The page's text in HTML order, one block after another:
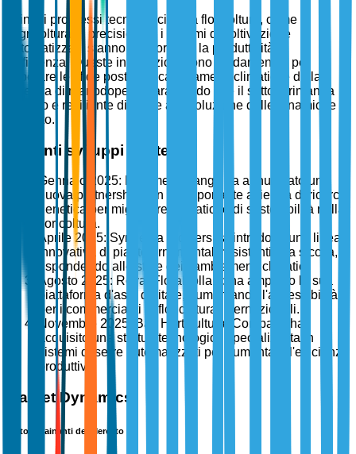
Infine, i progressi tecnologici nella floricoltura, come
l'agricoltura di precisione e i sistemi di coltivazione
automatizzati, stanno migliorando la produttività e
l'efficienza. Queste innovazioni sono fondamentali per
superare le sfide poste dai cambiamenti climatici e dalla
carenza di manodopera, garantendo che il settore rimanga
robusto e resiliente di fronte all'evoluzione delle dinamiche di
mercato.
Recenti sviluppi strategici
Gennaio 2025: Dümmen Orange ha annunciato una
nuova partnership con un'importante azienda di ricerca
genetica per migliorare le pratiche di sostenibilità nella
floricoltura.
Aprile 2025: Syngenta Flowers ha introdotto una linea
innovativa di piante ornamentali resistenti alla siccità,
rispondendo alle sfide dei cambiamenti climatici.
Agosto 2025: Royal FloraHolland ha ampliato la sua
piattaforma d'asta digitale, aumentando l'accessibilità
per i commercianti di floricoltura internazionali.
Novembre 2025: Ball Horticultural Company ha
acquisito una startup tecnologica specializzata in
sistemi di serre automatizzati per aumentare l'efficienza
produttiva.
Market Dynamics
Fattori Trainanti del Mercato